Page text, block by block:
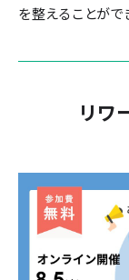
を整えることがで
リワ